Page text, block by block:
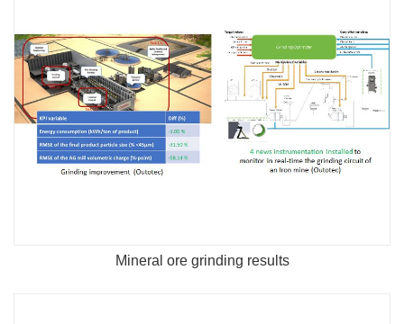
Mineral ore grinding results